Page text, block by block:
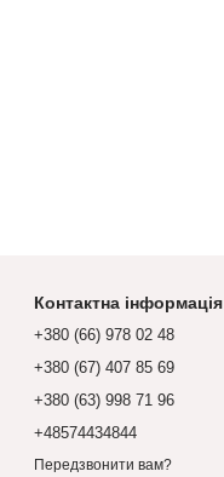
Контактна інформація
+380 (66) 978 02 48
+380 (67) 407 85 69
+380 (63) 998 71 96
+48574434844
Передзвонити вам?